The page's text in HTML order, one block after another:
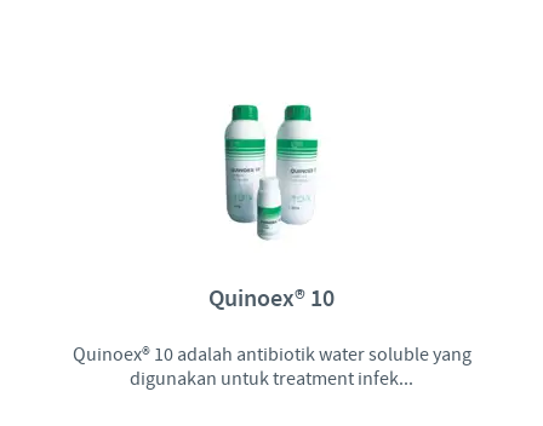
Quinoex® 10
Quinoex® 10 adalah antibiotik water soluble yang
digunakan untuk treatment infek...